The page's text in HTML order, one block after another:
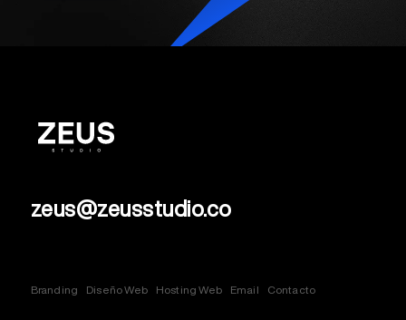
zeus@zeusstudio.co
Branding Diseño Web Hosting Web Email Contacto